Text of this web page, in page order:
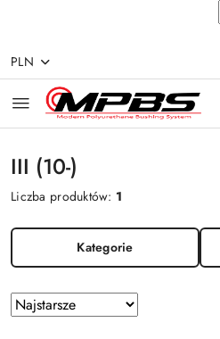
Przejdź do treści głównej
Przejdź do wyszukiwarki
Przejdź do moje konto
Przejdź do menu głównego
Przejdź do stopki
PLN
III (10-)
Liczba produktów: 1
Kategorie
Zastosowano
sortowanie:
Sortuj
według